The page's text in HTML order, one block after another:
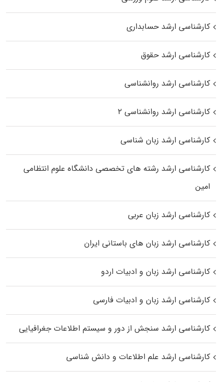
کارشناسی ارشد حسابداری
کارشناسی ارشد حقوق
کارشناسی ارشد روانشناسی
کارشناسی ارشد روانشناسی ۲
کارشناسی ارشد زبان شناسی
کارشناسی ارشد رﺷﺘﻪ ﻫﺎی تخصصی داﻧﺸﮕﺎه ﻋﻠﻮم انتظامی
اﻣﻴﻦ
کارشناسی ارشد زبان عربی
کارشناسی ارشد زبان‌ های باستانی ایران
کارشناسی ارشد زبان و ادبیات اردو
کارشناسی ارشد زبان و ادبیات فارسی
کارشناسی ارشد سنجش از دور و سیستم اطلاعات جغرافیایی
کارشناسی ارشد علم اطلاعات و دانش شناسی